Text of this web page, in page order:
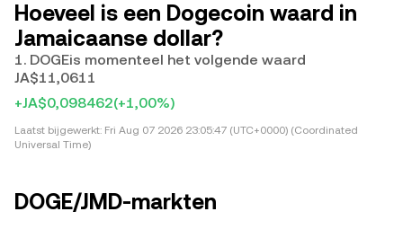
Hoeveel is een Dogecoin waard in
Jamaicaanse dollar?
1. DOGEis momenteel het volgende waard
JA$11,0611
+JA$0,098462(+1,00%)
Laatst bijgewerkt: Fri Aug 07 2026 23:05:47 (UTC+0000) (Coordinated
Universal Time)
DOGE/JMD-markten